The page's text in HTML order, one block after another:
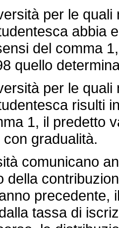
per le quali
abbia
del comma
quello
per le quali
risulti
1, il predetto
gradualità.
comunicano
della
precedente,
tassa di